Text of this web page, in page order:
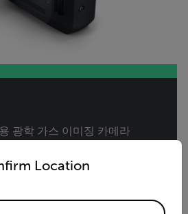
광학 가스 이미징 카메라
라
Location
and language from the